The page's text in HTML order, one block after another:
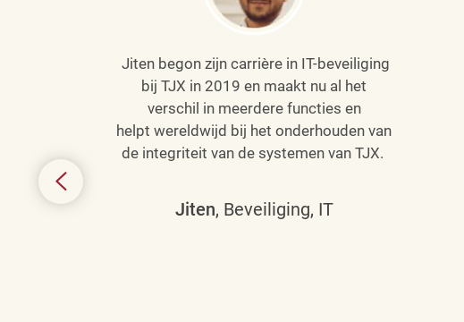
Jiten begon zijn carrière in IT-beveiliging
bij TJX in 2019 en maakt nu al het
verschil in meerdere functies en
helpt wereldwijd bij het onderhouden van
de integriteit van de systemen van TJX.
Jiten, Beveiliging, IT